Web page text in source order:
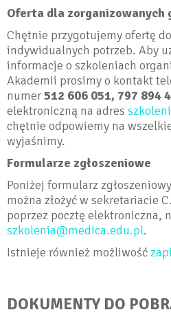
Oferta dla zorganizowanych
Chętnie przygotujemy ofertę
indywidualnych potrzeb. Aby
informacje o szkoleniach
Akademii prosimy o kontakt
numer512 606 051, 797 894
elektroniczną na adres
chętnie odpowiemy na
wyjaśnimy.
Formularze zgłoszeniowe
Poniżej formularz
można złożyć w sekretariacie
poprzez pocztę elektroniczna,
szkolenia@medica.edu.pl.
Istnieje również możliwość
DOKUMENTY DO